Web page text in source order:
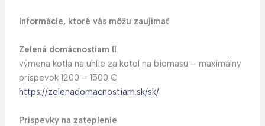
Informácie, ktoré vás môžu zaujímať
Zelená domácnostiam II
výmena kotla na uhlie za kotol na biomasu – maximálny
príspevok 1200 – 1500 €
https://zelenadomacnostiam.sk/sk/
Príspevky na zateplenie